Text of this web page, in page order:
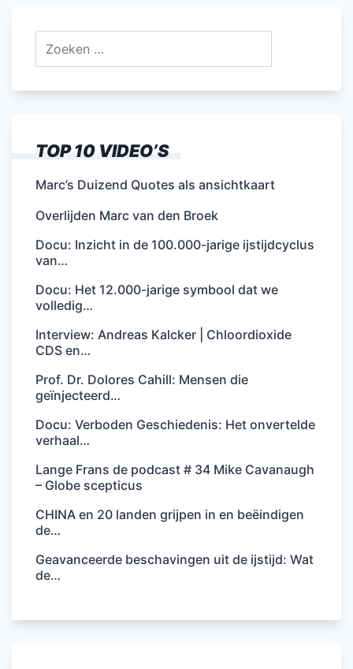
Zoeken
TOP 10 VIDEO’S
Marc’s Duizend Quotes als ansichtkaart
Overlijden Marc van den Broek
Docu: Inzicht in de 100.000-jarige ijstijdcyclus
van…
Docu: Het 12.000-jarige symbool dat we
volledig…
Interview: Andreas Kalcker | Chloordioxide
CDS en…
Prof. Dr. Dolores Cahill: Mensen die
geïnjecteerd…
Docu: Verboden Geschiedenis: Het onvertelde
verhaal…
Lange Frans de podcast # 34 Mike Cavanaugh
– Globe scepticus
CHINA en 20 landen grijpen in en beëindigen
de…
Geavanceerde beschavingen uit de ijstijd: Wat
de…